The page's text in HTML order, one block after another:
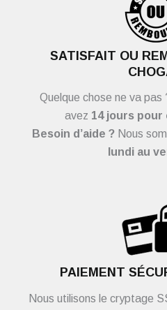
SATISFAIT OU
Quelque chose ne va
avez 14 jours pour
Besoin d’aide ? Nous
lundi au
PAIEMENT
Nous utilisons le cryptage